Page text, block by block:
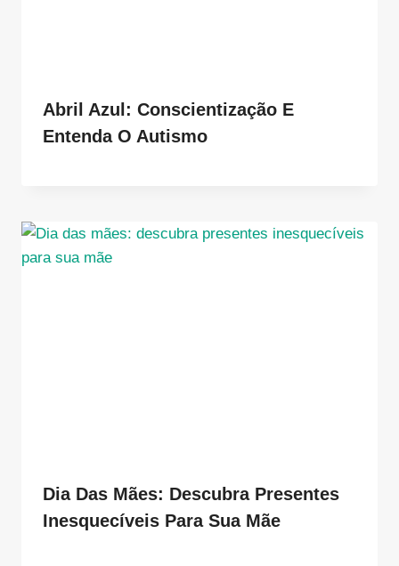
Abril Azul: Conscientização E
Entenda O Autismo
Dia Das Mães: Descubra Presentes
Inesquecíveis Para Sua Mãe